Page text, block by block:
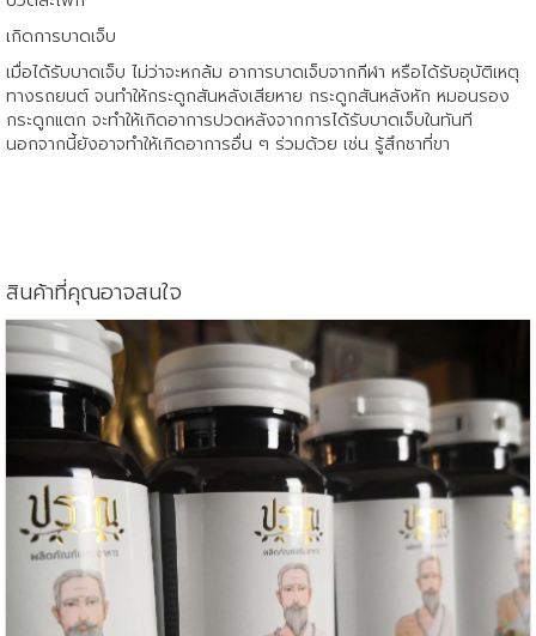
เกิดการบาดเจ็บ
เมื่อได้รับบาดเจ็บ ไม่ว่าจะหกล้ม อาการบาดเจ็บจากกีฬา หรือได้รับอุบัติเหตุ
ทางรถยนต์ จนทำให้กระดูกสันหลังเสียหาย กระดูกสันหลังหัก หมอนรอง
กระดูกแตก จะทำให้เกิดอาการปวดหลังจากการได้รับบาดเจ็บในทันที
นอกจากนี้ยังอาจทำให้เกิดอาการอื่น ๆ ร่วมด้วย เช่น รู้สึกชาที่ขา
สินค้าที่คุณอาจสนใจ